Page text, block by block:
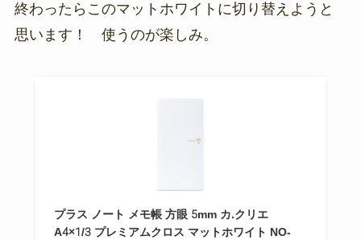
終わったらこのマットホワイトに切り替えようと
思います！ 使うのが楽しみ。
プラス ノート メモ帳 方眼 5mm カ.クリエ
A4×1/3 プレミアムクロス マットホワイト NO-